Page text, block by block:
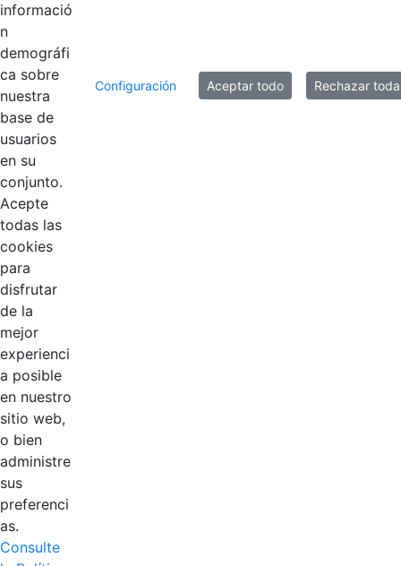
Mostrando el intervalo 1 - 10 de 11 resultados.
informació
n
demográfi
ca sobre
nuestra
base de
usuarios
en su
conjunto.
Acepte
todas las
cookies
para
disfrutar
de la
mejor
experienci
a posible
en nuestro
sitio web,
o bien
administre
sus
preferenci
as.
Consulte
Configuración Aceptar todo Rechazar